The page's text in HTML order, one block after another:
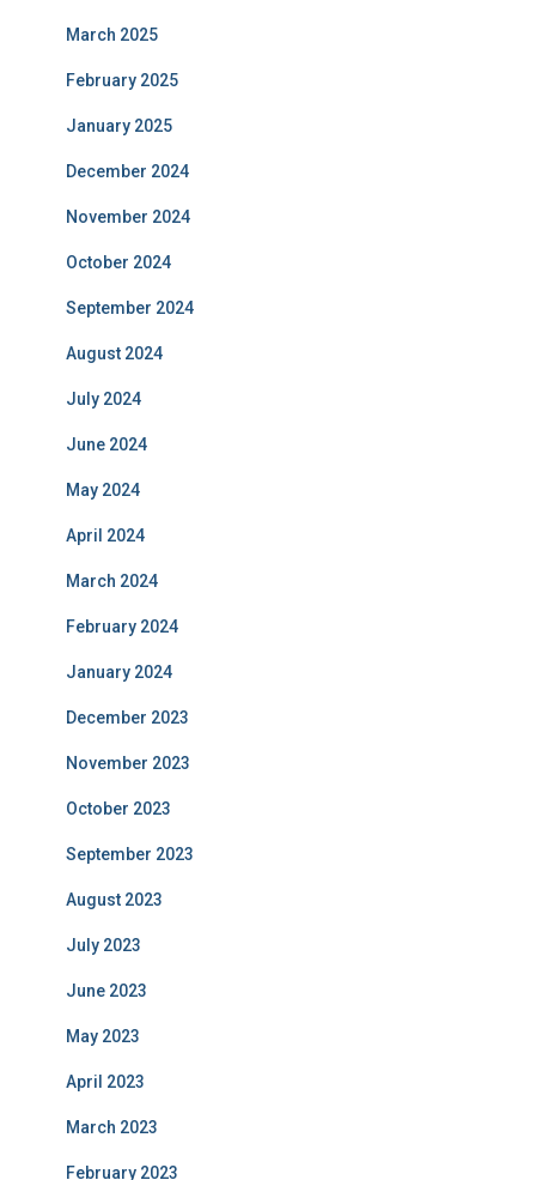
March 2025
February 2025
January 2025
December 2024
November 2024
October 2024
September 2024
August 2024
July 2024
June 2024
May 2024
April 2024
March 2024
February 2024
January 2024
December 2023
November 2023
October 2023
September 2023
August 2023
July 2023
June 2023
May 2023
April 2023
March 2023
February 2023